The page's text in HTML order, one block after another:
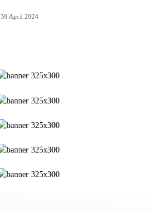
30 April 2024